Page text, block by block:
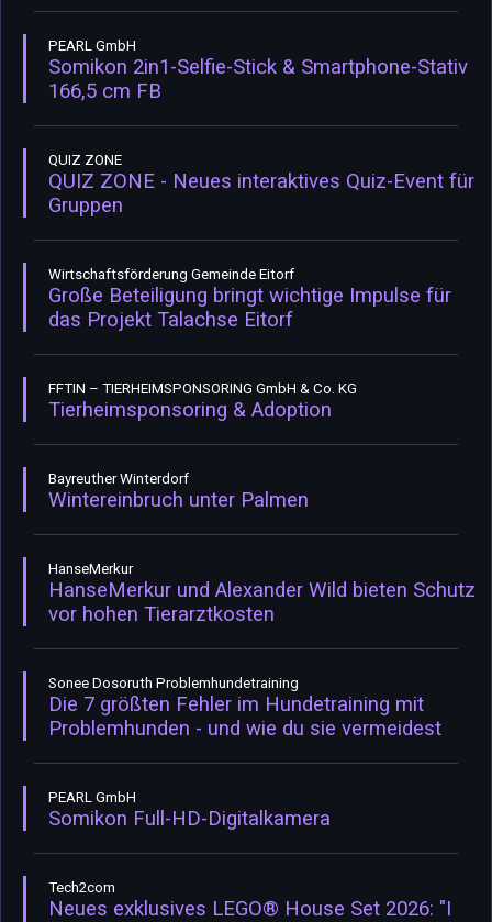
PEARL GmbH
Somikon 2in1-Selfie-Stick & Smartphone-Stativ
166,5 cm FB
QUIZ ZONE
QUIZ ZONE - Neues interaktives Quiz-Event für
Gruppen
Wirtschaftsförderung Gemeinde Eitorf
Große Beteiligung bringt wichtige Impulse für
das Projekt Talachse Eitorf
FFTIN – TIERHEIMSPONSORING GmbH & Co. KG
Tierheimsponsoring & Adoption
Bayreuther Winterdorf
Wintereinbruch unter Palmen
HanseMerkur
HanseMerkur und Alexander Wild bieten Schutz
vor hohen Tierarztkosten
Sonee Dosoruth Problemhundetraining
Die 7 größten Fehler im Hundetraining mit
Problemhunden - und wie du sie vermeidest
PEARL GmbH
Somikon Full-HD-Digitalkamera
Tech2com
Neues exklusives LEGO® House Set 2026: "I